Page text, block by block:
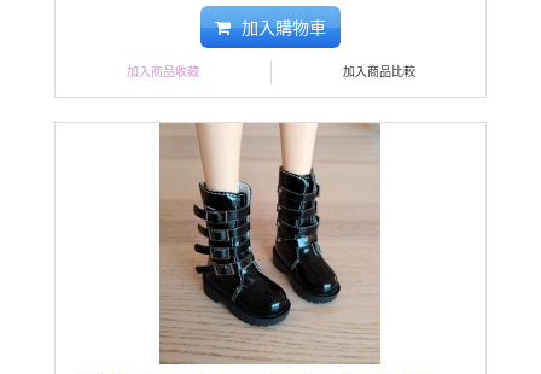
加入購物車
加入商品收藏 加入商品比較